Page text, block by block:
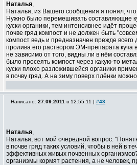
Наталья,
Наталья, из Вашего сообщения я понял,
Нужно было перемешивать составляющие
куски органики, тем интенсивнее идёт
почве гряд компост и не должен быть
компост ведь и предназначен прежде
пролива его раствором ЭМ-препарата куча
не зависимо от того, видны ли в нём
было просеять компост через какую-то
куски плохо разложившейся органики
в почву гряд. А на зиму поверх плёнки
Написано: 27.09.2011 в 12:55:11 | #43
Наталья,
Наталья, вот мой очередной вопрос:
в почве гряд таких условий, чтобы в ней в
эффективных живых почвенных
организмы кормят растения, а не человек,